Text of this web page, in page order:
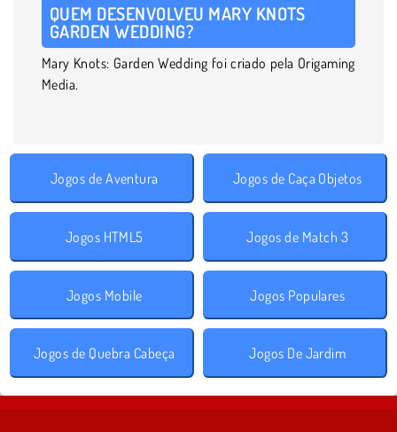
QUEM DESENVOLVEU MARY KNOTS
GARDEN WEDDING?
Mary Knots: Garden Wedding foi criado pela Origaming
Media.
Jogos de Aventura Jogos de Caça Objetos
Jogos HTML5 Jogos de Match 3
Jogos Mobile Jogos Populares
Jogos de Quebra Cabeça Jogos De Jardim